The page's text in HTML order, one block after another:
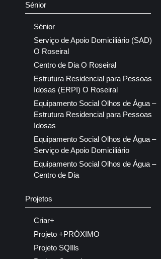
Sénior
Sénior
Serviço de Apoio Domiciliário (SAD)
O Roseiral
Centro de Dia O Roseiral
Estrutura Residencial para Pessoas
Idosas (ERPI) O Roseiral
Equipamento Social Olhos de Água –
Estrutura Residencial para Pessoas
Idosas
Equipamento Social Olhos de Água –
Serviço de Apoio Domiciliário
Equipamento Social Olhos de Água –
Centro de Dia
Projetos
Criar+
Projeto +PRÓXIMO
Projeto SQIlls